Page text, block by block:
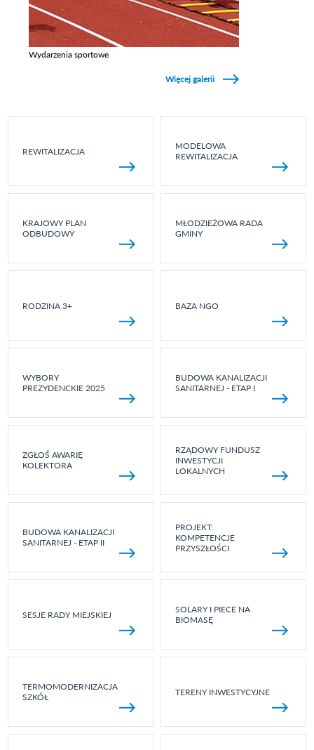
Wydarzenia sportowe
Więcej galerii
REWITALIZACJA
MODELOWA
REWITALIZACJA
KRAJOWY PLAN
ODBUDOWY
MŁODZIEŻOWA RADA
GMINY
RODZINA 3+ BAZA NGO
WYBORY
PREZYDENCKIE 2025
BUDOWA KANALIZACJI
SANITARNEJ - ETAP I
ZGŁOŚ AWARIĘ
KOLEKTORA
RZĄDOWY FUNDUSZ
INWESTYCJI
LOKALNYCH
BUDOWA KANALIZACJI
SANITARNEJ - ETAP II
PROJEKT:
KOMPETENCJE
PRZYSZŁOŚCI
SESJE RADY MIEJSKIEJ
SOLARY I PIECE NA
BIOMASĘ
TERMOMODERNIZACJA
SZKÓŁ
TERENY INWESTYCYJNE